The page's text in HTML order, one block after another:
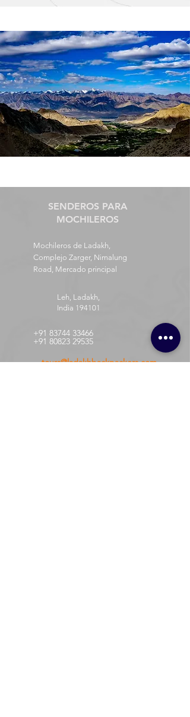
SENDEROS PARA
MOCHILEROS
Mochileros de Ladakh,
Complejo Zarger, Nimalung
Road, Mercado principal
Leh, Ladakh,
India 194101
+91 83744 33466
+91 80823 29535
tours@ladakhbackpackers.com